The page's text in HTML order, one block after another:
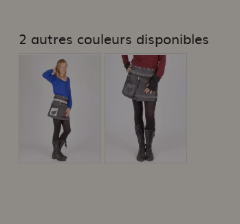
2 autres couleurs disponibles